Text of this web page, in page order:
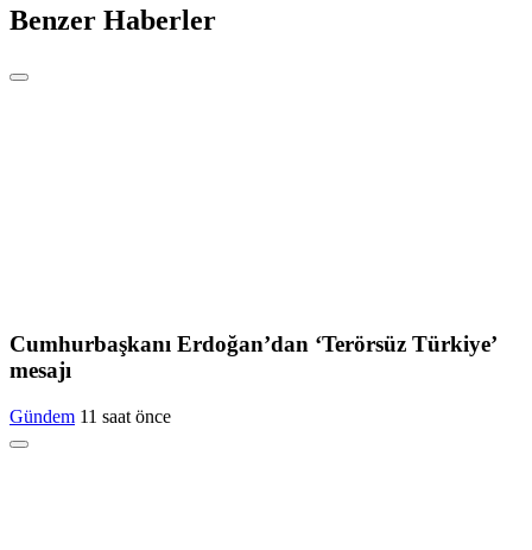
Benzer Haberler
Cumhurbaşkanı Erdoğan’dan ‘Terörsüz Türkiye’
mesajı
Gündem 11 saat önce